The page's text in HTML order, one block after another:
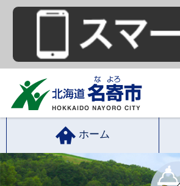
ホーム